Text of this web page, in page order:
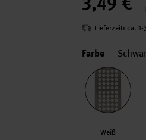
Lieferzeit: ca. 1-
Farbe
Weiß